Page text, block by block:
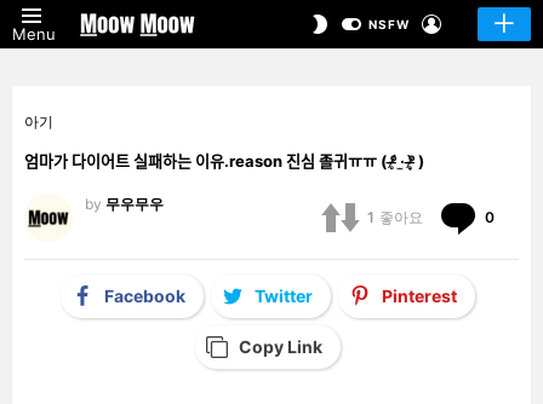
Menu
SWITCHNSFW
아기
엄마가 다이어트 실패하는 이유.reason 진심 졸귀ㅠㅠ ( ᵒ̴̶̷̥́ ·̫ ᵒ̴̶̷̣̥̀ )
by 무우무우
1 좋아요 0
Facebook Twitter Pinterest
Copy Link